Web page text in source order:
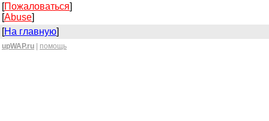
[Пожаловаться]
[Abuse]
[На главную]
upWAP.ru помощь